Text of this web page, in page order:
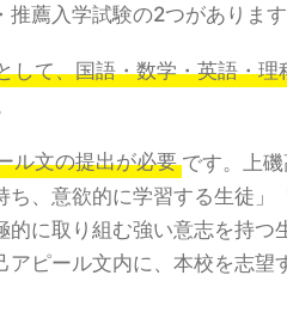
薦入学試験の2つがあります
して、国語・数学・英語・
ル文の提出が必要です。上
、意欲的に学習する生徒
に取り組む強い意志を持つ
ピール文内に、本校を志望